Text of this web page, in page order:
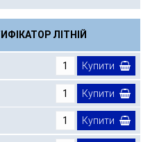
ЛІТНІЙ
Купити
Купити
Купити